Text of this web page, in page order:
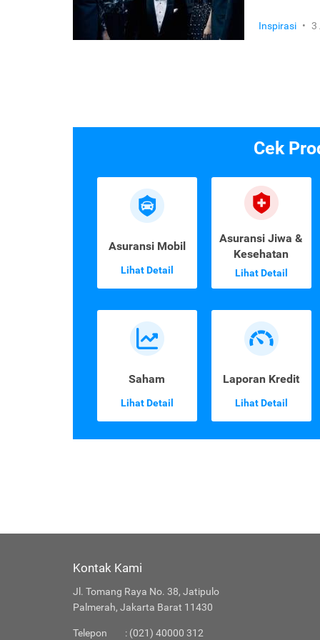
Inspirasi • 3
Cek
Asuransi Mobil
Lihat Detail
Asuransi Jiwa &
Kesehatan
Lihat Detail
Saham
Lihat Detail
Laporan Kredit
Lihat Detail
Kontak Kami
Jl. Tomang Raya No. 38, Jatipulo
Palmerah, Jakarta Barat 11430
Telepon : (021) 40000 312